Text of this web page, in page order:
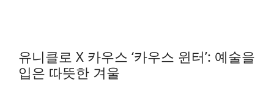
유니클로 X 카우스 ‘카우스 윈터’: 예술을
입은 따뜻한 겨울